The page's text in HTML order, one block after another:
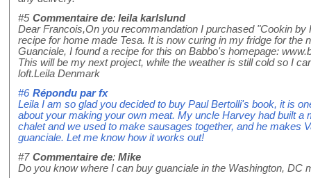
#5 Commentaire de: leila karlslund
Dear Francois,On you recommandation I purchased "Cookin by
recipe for home made Tesa. It is now curing in my fridge for the
Guanciale, I found a recipe for this on Babbo's homepage:
This will be my next project, while the weather is still cold so I
loft.Leila Denmark
#6 Répondu parfx
Leila I am so glad you decided to buy Paul Bertolli's book, it is
about your making your own meat. My uncle Harvey had built a
chalet and we used to make sausages together, and he makes
guanciale. Let me know how it works out!
#7 Commentaire de: Mike
Do you know where I can buy guanciale in the Washington, DC